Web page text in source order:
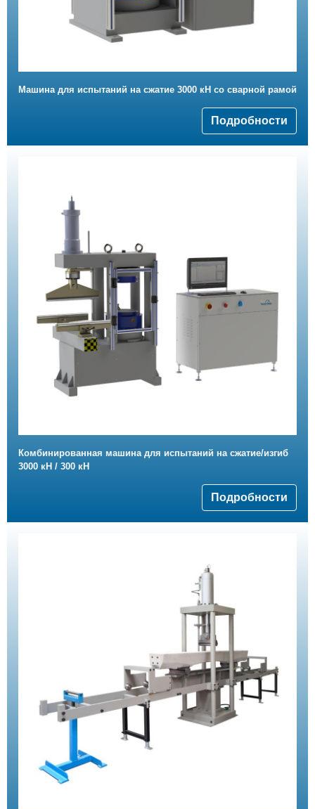
Машина для испытаний на сжатие 3000 кН со сварной рамой
Подробности
Комбинированная машина для испытаний на сжатие/изгиб
3000 кН / 300 кН
Подробности